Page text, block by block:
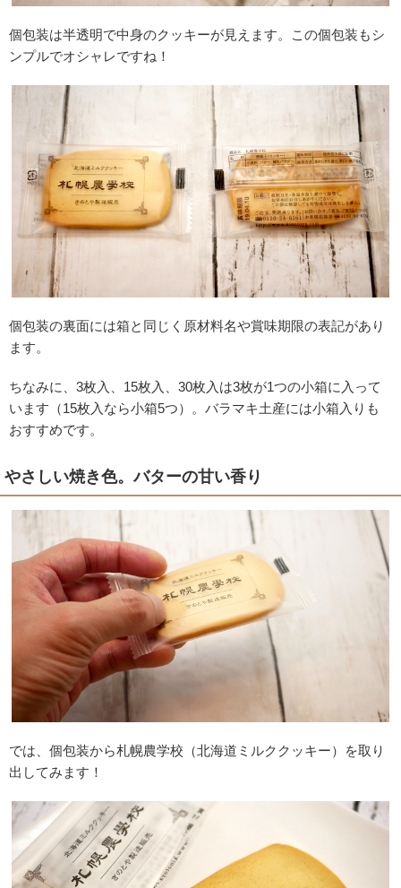
個包装は半透明で中身のクッキーが見えます。この個包装もシ
ンプルでオシャレですね！
個包装の裏面には箱と同じく原材料名や賞味期限の表記があり
ます。
ちなみに、3枚入、15枚入、30枚入は3枚が1つの小箱に入って
います（15枚入なら小箱5つ）。バラマキ土産には小箱入りも
おすすめです。
やさしい焼き色。バターの甘い香り
では、個包装から札幌農学校（北海道ミルククッキー）を取り
出してみます！